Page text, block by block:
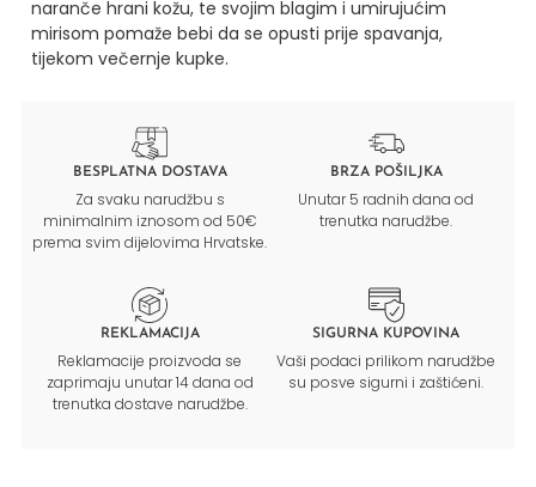
naranče hrani kožu, te svojim blagim i umirujućim
mirisom pomaže bebi da se opusti prije spavanja,
tijekom večernje kupke.
BESPLATNA DOSTAVA
Za svaku narudžbu s
minimalnim iznosom od 50€
prema svim dijelovima Hrvatske.
BRZA POŠILJKA
Unutar 5 radnih dana od
trenutka narudžbe.
REKLAMACIJA
Reklamacije proizvoda se
zaprimaju unutar 14 dana od
trenutka dostave narudžbe.
SIGURNA KUPOVINA
Vaši podaci prilikom narudžbe
su posve sigurni i zaštićeni.